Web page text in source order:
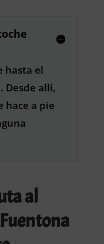
hasta el
Desde allí,
hace a pie
al